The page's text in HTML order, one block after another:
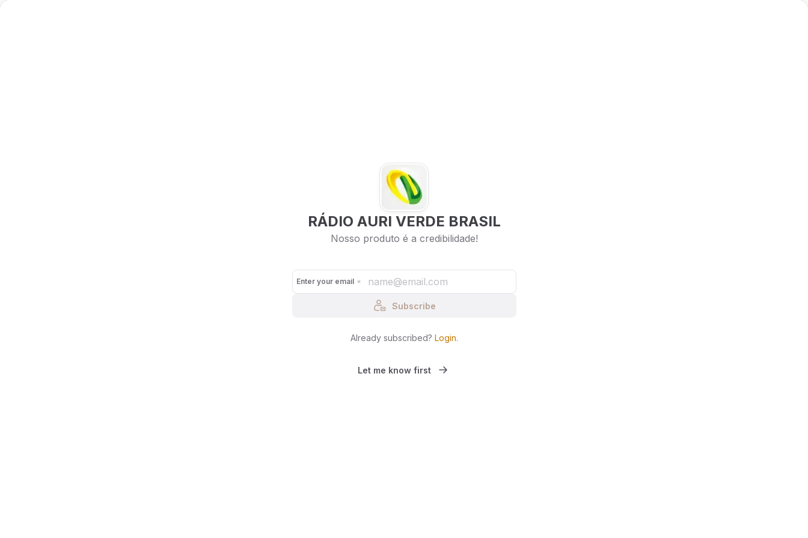
RÁDIO AURI VERDE BRASIL
Nosso produto é a credibilidade!
Enter your email
Subscribe
Already subscribed? Login.
Let me know first